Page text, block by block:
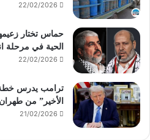
22/02/2026
حماس تختار
الحية في مرحلة
22/02/2026
ترامب يدرس خطة
الأخير” من طهران
21/02/2026